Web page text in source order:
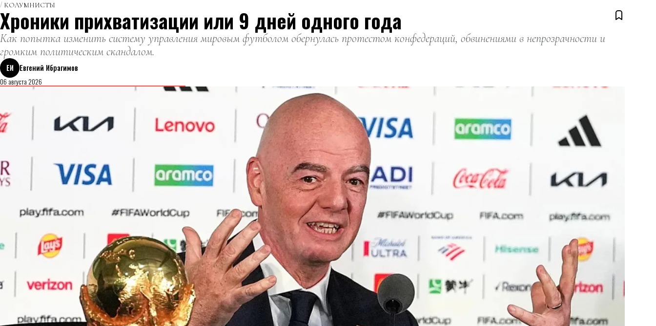
КОЛУМНИСТЫ
Хроники прихватизации или 9 дней одного года
Как попытка изменить систему управления мировым футболом обернулась протестом конфедераций, обвинениями в непрозрачности и
громким политическим скандалом.
ЕИ
Евгений Ибрагимов
06 августа 2026